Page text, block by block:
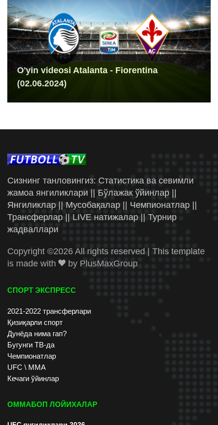
O'yin videosi Atalanta - Fiorentina
(02.06.2024)
Сизнинг танловингиз: Статистика ва севимли
жамоа янгиликлари || Бўлажак ўйинлар ||
Янгиликлар || Мусобақалар || Чемпионатлар ||
Трансферлар || LIVE натижалар || Турнир
жадваллари
Copyright ©2026 All rights reserved | This template
is made with
by PlusMaxGroup
СПОРТ ЭКСПРЕСС
2021-2022 трансферлари
Қизиқарли спорт
Дунёда нима гап?
Бугунги ТВ-да
Чемпионатлар
UFC \ ММА
Кечаги ўйинлар
ОММАБОП ЛОЙИХАЛАР